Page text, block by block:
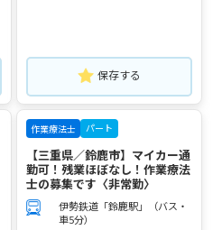
保存する
作業療法士 パート
【三重県／鈴鹿市】マイカー通
勤可！残業ほぼなし！作業療法
士の募集です〈非常勤〉
伊勢鉄道「鈴鹿駅」（バス・
車5分）